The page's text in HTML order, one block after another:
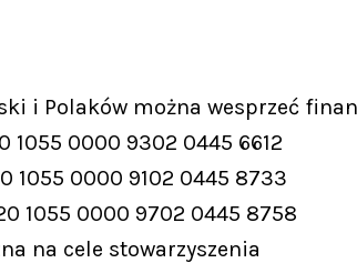
i Polaków można wesprzeć
1055 0000 9302 0445 6612
1055 0000 9102 0445 8733
1055 0000 9702 0445 8758
na cele stowarzyszenia